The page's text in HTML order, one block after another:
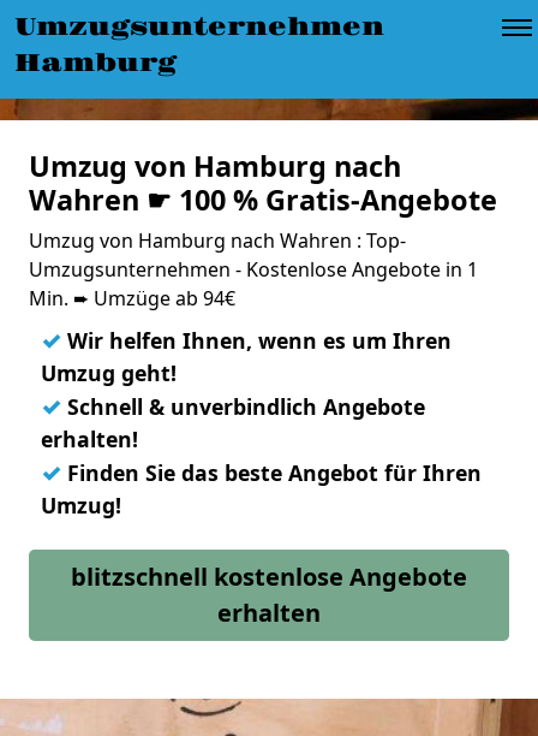
Umzugsunternehmen
Hamburg
Umzug von Hamburg nach
Wahren ☛ 100 % Gratis-Angebote
Umzug von Hamburg nach Wahren : Top-
Umzugsunternehmen - Kostenlose Angebote in 1
Min. ➨ Umzüge ab 94€
✓ Wir helfen Ihnen, wenn es um Ihren
Umzug geht!
✓ Schnell & unverbindlich Angebote
erhalten!
✓ Finden Sie das beste Angebot für Ihren
Umzug!
blitzschnell kostenlose Angebote
erhalten